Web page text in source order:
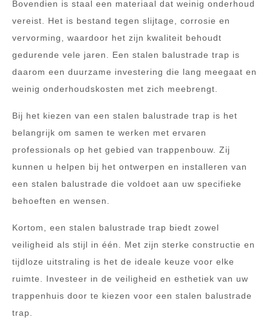
Bovendien is staal een materiaal dat weinig onderhoud
vereist. Het is bestand tegen slijtage, corrosie en
vervorming, waardoor het zijn kwaliteit behoudt
gedurende vele jaren. Een stalen balustrade trap is
daarom een duurzame investering die lang meegaat en
weinig onderhoudskosten met zich meebrengt.
Bij het kiezen van een stalen balustrade trap is het
belangrijk om samen te werken met ervaren
professionals op het gebied van trappenbouw. Zij
kunnen u helpen bij het ontwerpen en installeren van
een stalen balustrade die voldoet aan uw specifieke
behoeften en wensen.
Kortom, een stalen balustrade trap biedt zowel
veiligheid als stijl in één. Met zijn sterke constructie en
tijdloze uitstraling is het de ideale keuze voor elke
ruimte. Investeer in de veiligheid en esthetiek van uw
trappenhuis door te kiezen voor een stalen balustrade
trap.